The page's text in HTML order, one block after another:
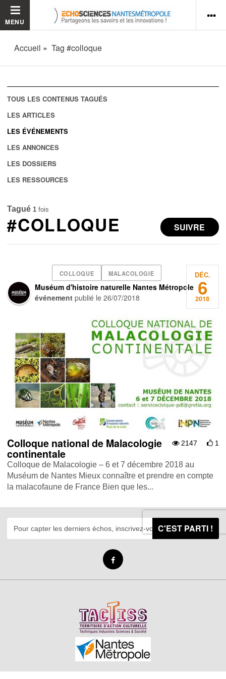
MENU
Accueil Tag #colloque
TOUS LES CONTENUS TAGUÉS
LES ARTICLES
LES ÉVÉNEMENTS
LES ANNONCES
LES DOSSIERS
LES RESSOURCES
Tagué 1 fois
SUIVRE
#COLLOQUE
COLLOQUE MALACOLOGIE
Muséum d'histoire naturelle Nantes Métropole
événement publié le26/07/2018
DÉC.
6
2018
2147 1
Colloque national de Malacologie
continentale
Colloque de Malacologie – 6 et 7 décembre 2018 au
Muséum de Nantes Mieux connaître et prendre en compte
la malacofaune de France Bien que les...
C'EST PARTI !